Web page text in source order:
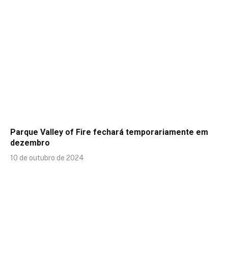
Parque Valley of Fire fechará temporariamente em
dezembro
10 de outubro de 2024